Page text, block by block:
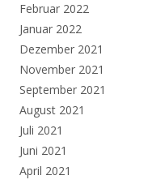
Februar 2022
Januar 2022
Dezember 2021
November 2021
September 2021
August 2021
Juli 2021
Juni 2021
April 2021